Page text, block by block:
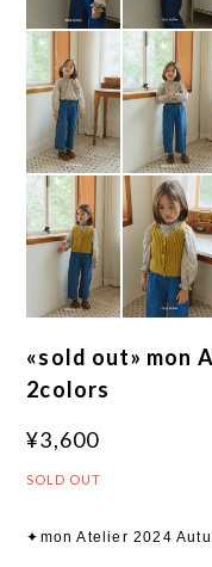
«sold out» mon
2colors
¥3,600
SOLD OUT
✦mon Atelier 2024